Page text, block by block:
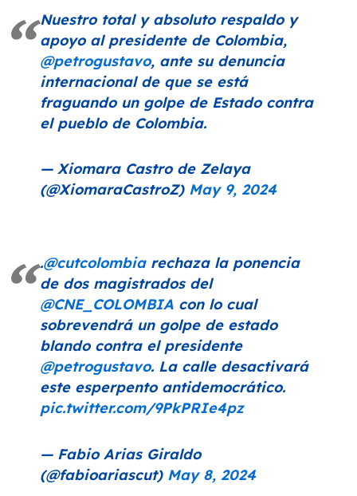
Nuestro total y absoluto respaldo y
apoyo al presidente de Colombia,
@petrogustavo, ante su denuncia
internacional de que se está
fraguando un golpe de Estado contra
el pueblo de Colombia.
— Xiomara Castro de Zelaya
(@XiomaraCastroZ) May 9, 2024
.@cutcolombiarechaza la ponencia
de dos magistrados del
@CNE_COLOMBIA con lo cual
sobrevendrá un golpe de estado
blando contra el presidente
@petrogustavo. La calle desactivará
este esperpento antidemocrático.
pic.twitter.com/9PkPRIe4pz
— Fabio Arias Giraldo
(@fabioariascut) May 8, 2024